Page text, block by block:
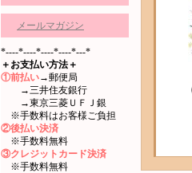
メールマガジン
*----*----*----*----*---*
＋お支払い方法＋
①前払い→郵便局
→三井住友銀行
→東京三菱ＵＦＪ銀
※手数料はお客様ご負担
②後払い決済
※手数料無料
③クレジットカード決済
※手数料無料